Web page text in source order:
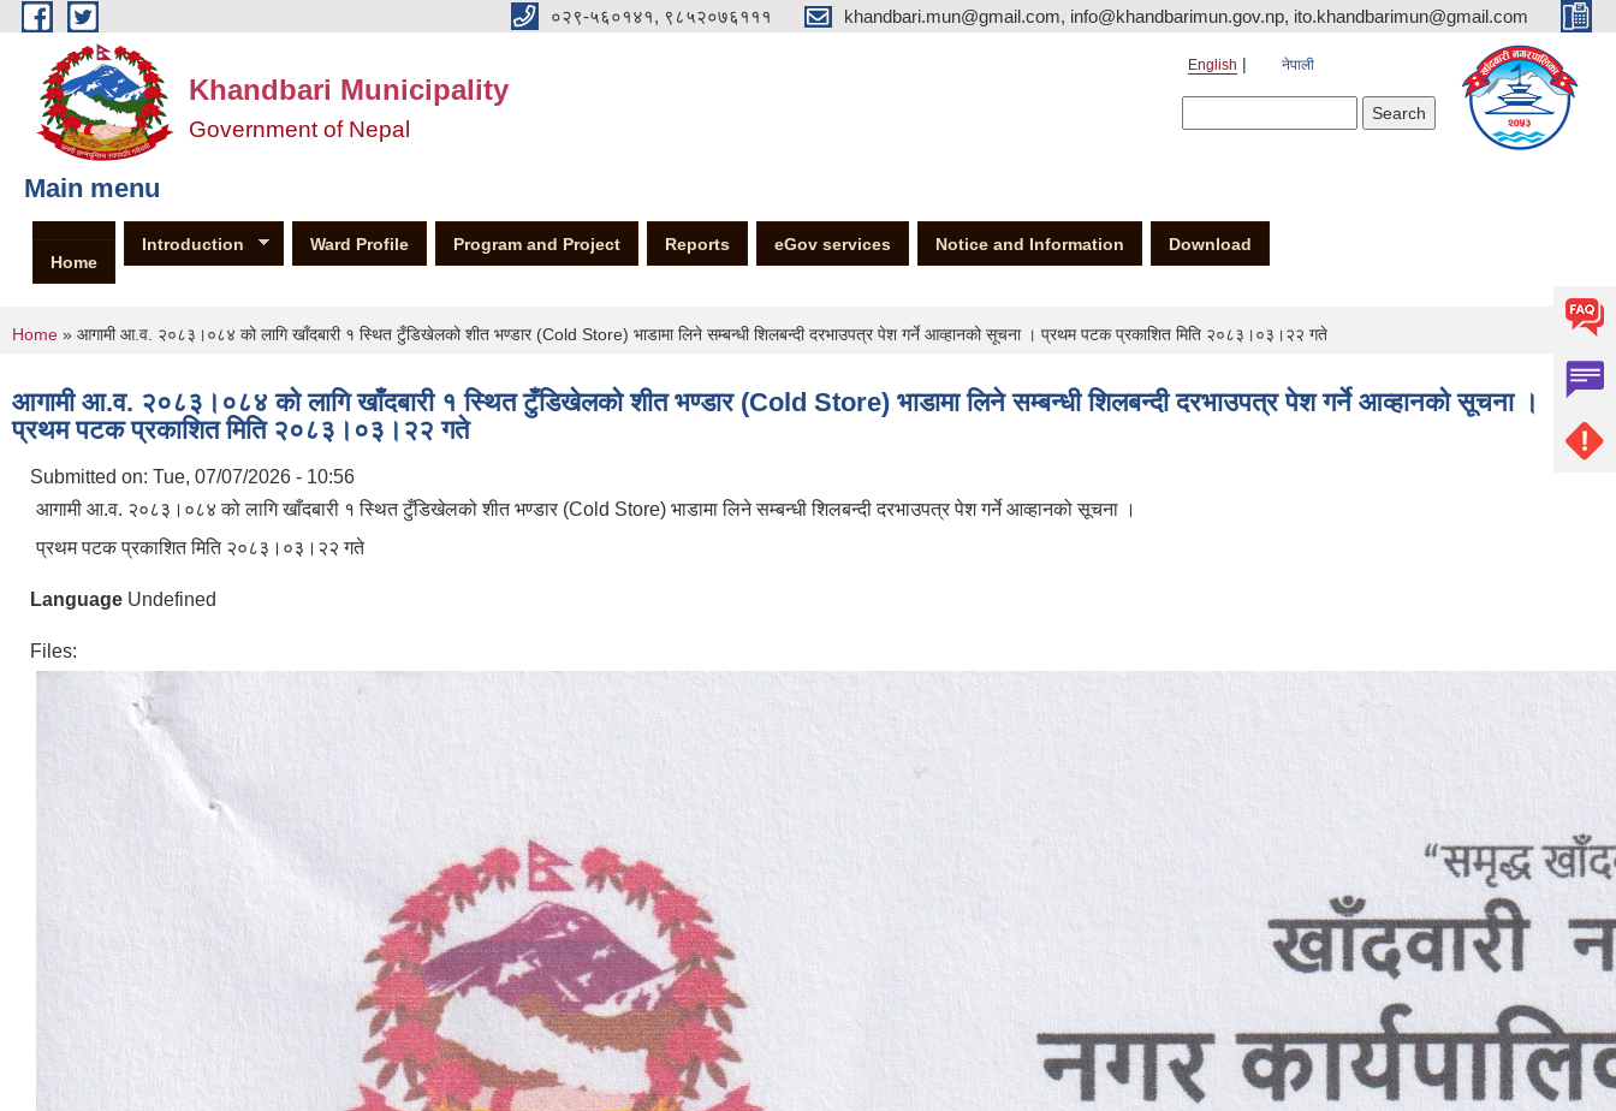
Skip to main content ०२९-५६०१४१, ९८५२०७६१११ khandbari.mun@gmail.com, info@khandbarimun.gov.np, ito.khandbarimun@gmail.com
Khandbari Municipality
Government of Nepal
English नेपाली
Main menu
Home
Introduction Ward Profile Program and Project Reports eGov services Notice and Information Download
You are here
Home » आगामी आ.व. २०८३।०८४ को लागि खाँदबारी १ स्थित टुँडिखेलको शीत भण्डार (Cold Store) भाडामा लिने सम्बन्धी शिलबन्दी दरभाउपत्र पेश गर्ने आव्हानको सूचना । प्रथम पटक प्रकाशित मिति २०८३।०३।२२ गते
आगामी आ.व. २०८३।०८४ को लागि खाँदबारी १ स्थित टुँडिखेलको शीत भण्डार (Cold Store) भाडामा लिने सम्बन्धी शिलबन्दी दरभाउपत्र पेश गर्ने आव्हानको सूचना ।
प्रथम पटक प्रकाशित मिति २०८३।०३।२२ गते
Submitted on: Tue, 07/07/2026 - 10:56
आगामी आ.व. २०८३।०८४ को लागि खाँदबारी १ स्थित टुँडिखेलको शीत भण्डार (Cold Store) भाडामा लिने सम्बन्धी शिलबन्दी दरभाउपत्र पेश गर्ने आव्हानको सूचना ।
प्रथम पटक प्रकाशित मिति २०८३।०३।२२ गते
Language Undefined
Files: